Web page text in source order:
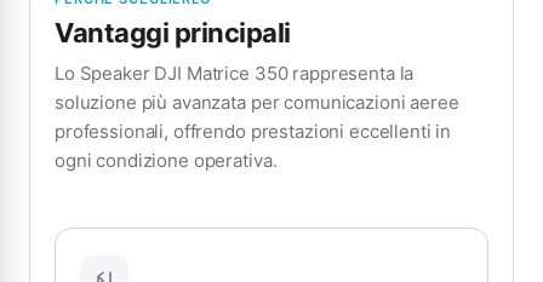
Vantaggi principali
Lo Speaker DJI Matrice 350 rappresenta la
soluzione più avanzata per comunicazioni aeree
professionali, offrendo prestazioni eccellenti in
ogni condizione operativa.